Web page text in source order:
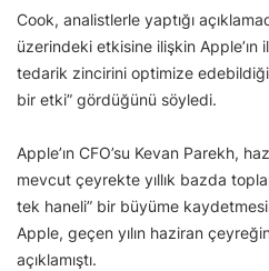
Cook, analistlerle yaptığı
üzerindeki etkisine ilişkin Apple’ın
tedarik zincirini optimize edebildiği
bir etki” gördüğünü söyledi.
Apple’ın CFO’su Kevan Parekh,
mevcut çeyrekte yıllık bazda
tek haneli” bir büyüme
Apple, geçen yılın haziran
açıklamıştı.